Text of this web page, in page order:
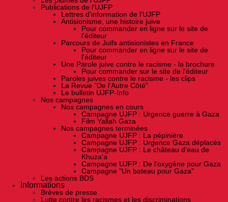
Publications de l'UJFP
Lettres d'information de l'UJFP
Antisionisme, une histoire juive
Pour commander en ligne sur le site de
l'éditeur
Parcours de Juifs antisionistes en France
Pour commander en ligne sur le site de
l'éditeur
Une Parole juive contre le racisme - la brochure
Pour commander sur le site de l'éditeur
Paroles juives contre le racisme - les clips
La Revue "De l'Autre Côté"
Le bulletin UJFP-Info
Nos campagnes
Nos campagnes en cours
Campagne UJFP : Urgence guerre à Gaza
Film Yallah Gaza
Nos campagnes terminées
Campagne UJFP : La pépinière
Campagne UJFP : Urgence Gaza déplacés
Campagne UJFP : Le château d'eau de
Khuza'a
Campagne UJFP : De l'oxygène pour Gaza
Campagne "Un bateau pour Gaza"
Les actions BDS
Informations
Brèves de presse
Lutte contre les racismes et les discriminations